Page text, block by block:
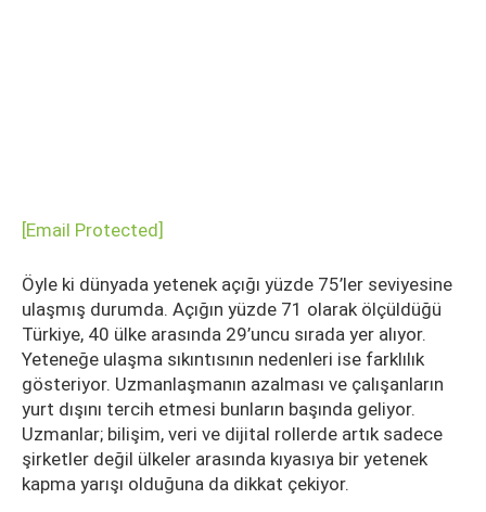
[email Protected]
Öyle ki dünyada yetenek açığı yüzde 75’ler seviyesine
ulaşmış durumda. Açığın yüzde 71 olarak ölçüldüğü
Türkiye, 40 ülke arasında 29’uncu sırada yer alıyor.
Yeteneğe ulaşma sıkıntısının nedenleri ise farklılık
gösteriyor. Uzmanlaşmanın azalması ve çalışanların
yurt dışını tercih etmesi bunların başında geliyor.
Uzmanlar; bilişim, veri ve dijital rollerde artık sadece
şirketler değil ülkeler arasında kıyasıya bir yetenek
kapma yarışı olduğuna da dikkat çekiyor.